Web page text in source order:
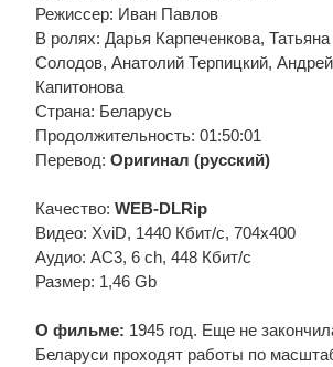
Режиссер: Иван Павлов
В ролях: Дарья Карпеченкова,
Солодов, Анатолий Терпицкий,
Капитонова
Страна: Беларусь
Продолжительность: 01:50:01
Перевод: Оригинал (русский)
Качество: WEB-DLRip
Видео: XviD, 1440 Кбит/с, 704x400
Аудио: AC3, 6 ch, 448 Кбит/с
Размер: 1,46 Gb
О фильме: 1945 год. Еще не
Беларуси проходят работы по